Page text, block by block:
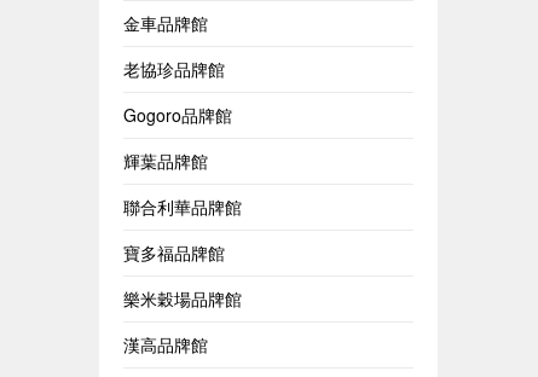
金車品牌館
老協珍品牌館
Gogoro品牌館
輝葉品牌館
聯合利華品牌館
寶多福品牌館
樂米穀場品牌館
漢高品牌館